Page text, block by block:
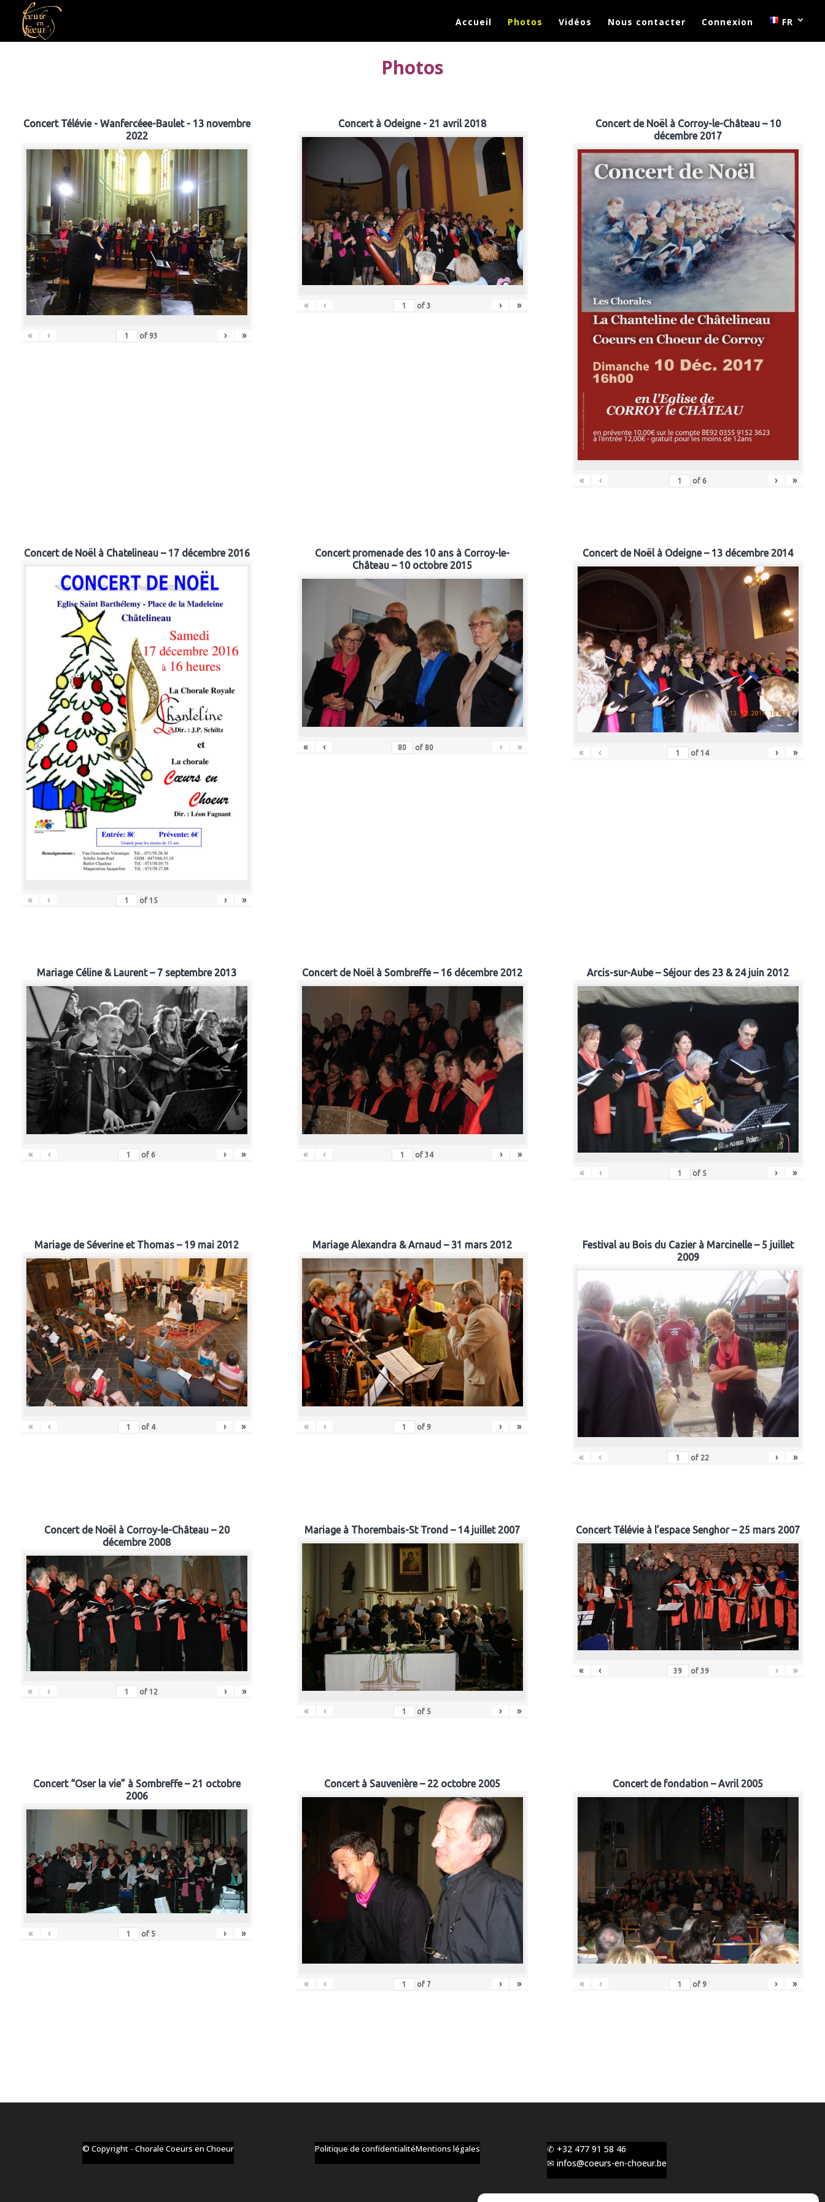
Accueil Photos Vidéos Nous contacter Connexion FR
Photos
Concert Télévie - Wanfercéee-Baulet - 13 novembre
2022
« ‹ of 93 › »
Concert à Odeigne - 21 avril 2018
« ‹ of3 › »
Concert de Noël à Corroy-le-Château – 10
décembre 2017
« ‹ of 6 › »
Concert de Noël à Chatelineau – 17 décembre 2016
« ‹ of 15 › »
Concert promenade des 10 ans à Corroy-le-
Château – 10 octobre 2015
« ‹ of 80 › »
Concert de Noël à Odeigne – 13 décembre 2014
« ‹ of 14 › »
Mariage Céline & Laurent – 7 septembre 2013
« ‹ of 6 › »
Concert de Noël à Sombreffe – 16 décembre 2012
« ‹ of 34 › »
Arcis-sur-Aube – Séjour des 23 & 24 juin 2012
« ‹ of 5 › »
Mariage de Séverine et Thomas – 19 mai 2012
« ‹ of 4 › »
Mariage Alexandra & Arnaud – 31 mars 2012
« ‹ of 9 › »
Festival au Bois du Cazier à Marcinelle – 5 juillet
2009
« ‹ of 22 › »
Concert de Noël à Corroy-le-Château – 20
décembre 2008
« ‹ of 12 › »
Mariage à Thorembais-St Trond – 14 juillet 2007
« ‹ of 5 › »
Concert Télévie à l’espace Senghor – 25 mars 2007
« ‹ of 39 › »
Concert “Oser la vie” à Sombreffe – 21 octobre
2006
« ‹ of 5 › »
Concert à Sauvenière – 22 octobre 2005
« ‹ of 7 › »
Concert de fondation – Avril 2005
« ‹ of 9 › »
© Copyright - Chorale Coeurs en Choeur Politique de confidentialitéMentions légales
✆ +32 477 91 58 46
✉ infos@coeurs-en-choeur.be